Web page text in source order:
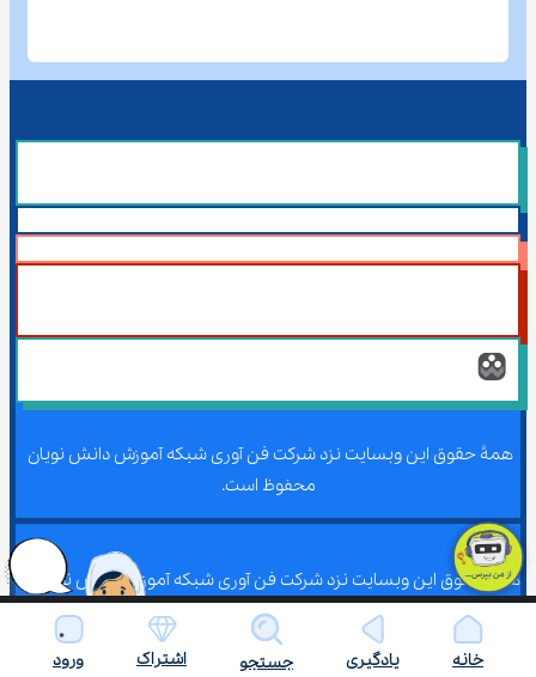
همۀ حقوق این وبسایت نزد شرکت فن آوری شبکه آموزش دانش نویان
محفوظ است.
همۀ حقوق این وبسایت نزد شرکت فن آوری شبکه آموزش دانش نویان
محفوظ است.
خانه یادگیری جستجو اشتراک ورود